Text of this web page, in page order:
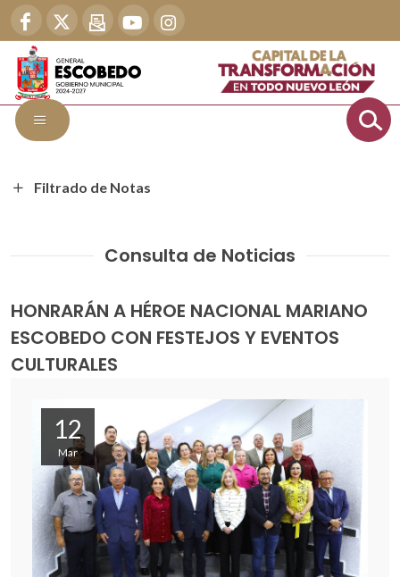
Filtrado de Notas
Consulta de Noticias
HONRARÁN A HÉROE NACIONAL MARIANO
ESCOBEDO CON FESTEJOS Y EVENTOS
CULTURALES
12
Mar